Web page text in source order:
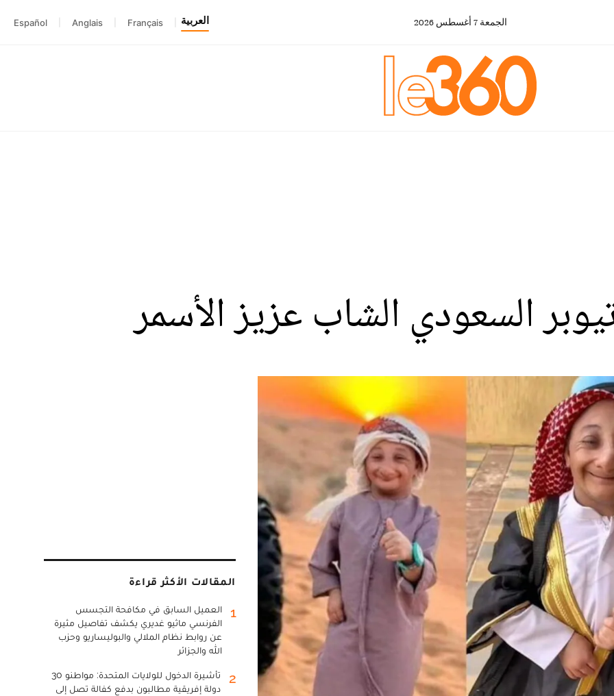
الجمعة 7 أغسطس 2026 العربية Français
Anglais
Español
السعودي الشاب عزيز الأسمر
المقالات الأكثر قراءة
1
العميل السابق في مكافحة التجسس
الفرنسي ماثيو غديري يكشف تفاصيل مثيرة
عن روابط نظام الملالي والبوليساريو وحزب
الله والجزائر
2
تأشيرة الدخول للولايات المتحدة: مواطنو 30
دولة إفريقية مطالبون بدفع كفالة تصل إلى